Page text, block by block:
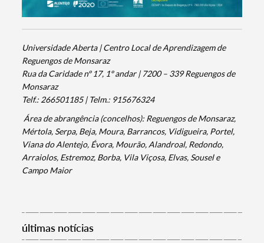
Categorias gerais
Filtros
Universidade Aberta | Centro Local de Aprendizagem de
Reguengos de Monsaraz
Rua da Caridade nº 17, 1º andar | 7200 – 339 Reguengos de
Monsaraz
Telf.: 266501185 | Telm.: 915676324
Área de abrangência (concelhos): Reguengos de Monsaraz,
Mértola, Serpa, Beja, Moura, Barrancos, Vidigueira, Portel,
Viana do Alentejo, Évora, Mourão, Alandroal, Redondo,
Arraiolos, Estremoz, Borba, Vila Viçosa, Elvas, Sousel e
Campo Maior
últimas notícias